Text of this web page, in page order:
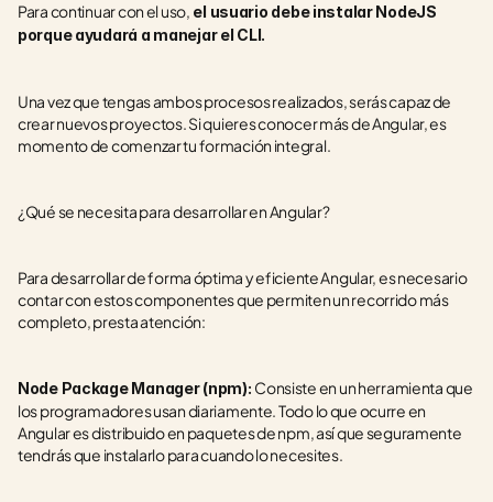
Para continuar con el uso, el usuario debe instalar NodeJS
porque ayudará a manejar el CLI.
Una vez que tengas ambos procesos realizados, serás capaz de
crear nuevos proyectos. Si quieres conocer más de Angular, es
momento de comenzar tu formación integral.
¿Qué se necesita para desarrollar en Angular?
Para desarrollar de forma óptima y eficiente Angular, es necesario
contar con estos componentes que permiten un recorrido más
completo, presta atención:
Node Package Manager (npm): Consiste en un herramienta que
los programadores usan diariamente. Todo lo que ocurre en
Angular es distribuido en paquetes de npm, así que seguramente
tendrás que instalarlo para cuando lo necesites.